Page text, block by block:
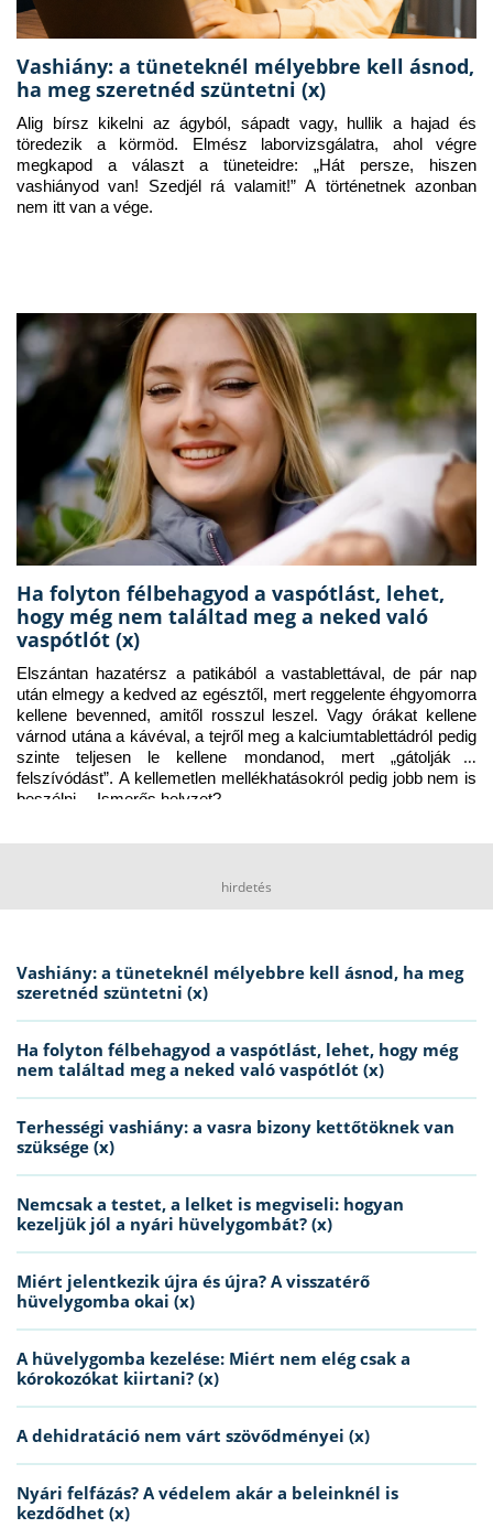
Vashiány: a tüneteknél mélyebbre kell ásnod,
ha meg szeretnéd szüntetni (x)
Alig bírsz kikelni az ágyból, sápadt vagy, hullik a hajad és
töredezik a körmöd. Elmész laborvizsgálatra, ahol végre
megkapod a választ a tüneteidre: „Hát persze, hiszen
vashiányod van! Szedjél rá valamit!” A történetnek azonban
nem itt van a vége.
Ha folyton félbehagyod a vaspótlást, lehet,
hogy még nem találtad meg a neked való
vaspótlót (x)
Elszántan hazatérsz a patikából a vastablettával, de pár nap
után elmegy a kedved az egésztől, mert reggelente éhgyomorra
kellene bevenned, amitől rosszul leszel. Vagy órákat kellene
várnod utána a kávéval, a tejről meg a kalciumtablettádról pedig
szinte teljesen le kellene mondanod, mert „gátolják a
felszívódást”. A kellemetlen mellékhatásokról pedig jobb nem is
beszélni… Ismerős helyzet?
hirdetés
Vashiány: a tüneteknél mélyebbre kell ásnod, ha meg
szeretnéd szüntetni (x)
Ha folyton félbehagyod a vaspótlást, lehet, hogy még
nem találtad meg a neked való vaspótlót (x)
Terhességi vashiány: a vasra bizony kettőtöknek van
szüksége (x)
Nemcsak a testet, a lelket is megviseli: hogyan
kezeljük jól a nyári hüvelygombát? (x)
Miért jelentkezik újra és újra? A visszatérő
hüvelygomba okai (x)
A hüvelygomba kezelése: Miért nem elég csak a
kórokozókat kiirtani? (x)
A dehidratáció nem várt szövődményei (x)
Nyári felfázás? A védelem akár a beleinknél is
kezdődhet (x)